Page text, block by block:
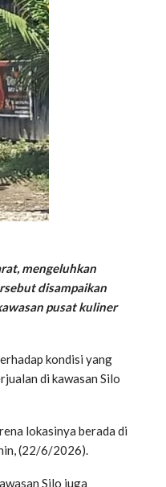
mengeluhkan
disampaikan
pusat kuliner
kondisi yang
di kawasan Silo
lokasinya berada di
(22/6/2026).
Silo juga